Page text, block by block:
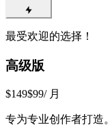
最受欢迎的选择！
高级版
$149$99/ 月
专为专业创作者打造。